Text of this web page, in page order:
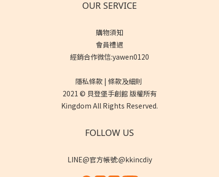
OUR SERVICE
購物須知
會員禮遇
經銷合作微信:yawen0120
隱私條款 | 條款及細則
2021 © 貝登堡手創館 版權所有
Kingdom All Rights Reserved.
FOLLOW US
LINE@官方帳號:@kkincdiy